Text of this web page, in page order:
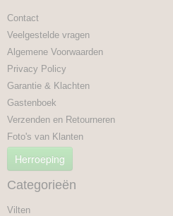
Contact
Veelgestelde vragen
Algemene Voorwaarden
Privacy Policy
Garantie & Klachten
Gastenboek
Verzenden en Retourneren
Foto's van Klanten
Herroeping
Categorieën
Vilten